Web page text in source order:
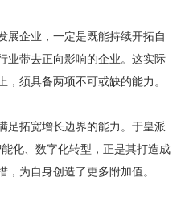
展企业，一定是既能持续开拓自
业带去正向影响的企业。这实际
须具备两项不可或缺的能力。
足拓宽增长边界的能力。于皇派
化、数字化转型，正是其打造成
为自身创造了更多附加值。